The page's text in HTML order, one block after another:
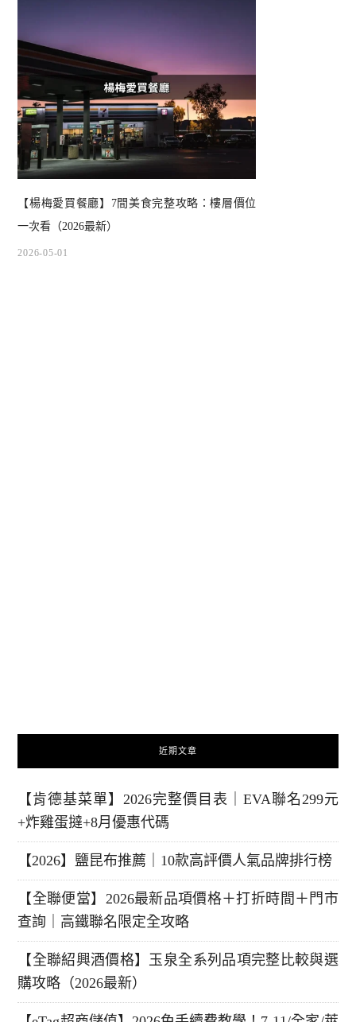
【楊梅愛買餐廳】7間美食完整攻略：樓層價位
一次看（2026最新）
2026-05-01
近期文章
【肯德基菜單】2026完整價目表｜EVA聯名299元
+炸雞蛋撻+8月優惠代碼
【2026】鹽昆布推薦｜10款高評價人氣品牌排行榜
【全聯便當】2026最新品項價格＋打折時間＋門市
查詢｜高鐵聯名限定全攻略
【全聯紹興酒價格】玉泉全系列品項完整比較與選
購攻略（2026最新）